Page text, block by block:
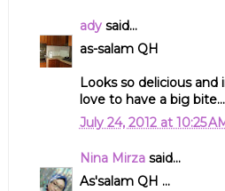
adysaid...
as-salam QH
Looks so delicious and
love to have a big bite...
July 24, 2012 at 10:25
Nina Mirzasaid...
As'salam QH ...